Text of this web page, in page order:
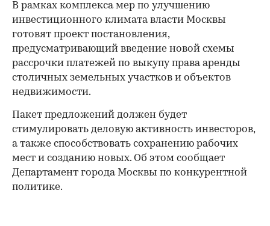
В рамках комплекса мер по улучшению
инвестиционного климата власти Москвы
готовят проект постановления,
предусматривающий введение новой схемы
рассрочки платежей по выкупу права аренды
столичных земельных участков и объектов
недвижимости.
Пакет предложений должен будет
стимулировать деловую активность инвесторов,
а также способствовать сохранению рабочих
мест и созданию новых. Об этом сообщает
Департамент города Москвы по конкурентной
политике.